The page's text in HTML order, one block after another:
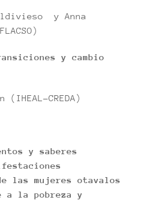
y Anna
y cambio
(IHEAL-CREDA)
y saberes
las mujeres otavalos
a la pobreza y